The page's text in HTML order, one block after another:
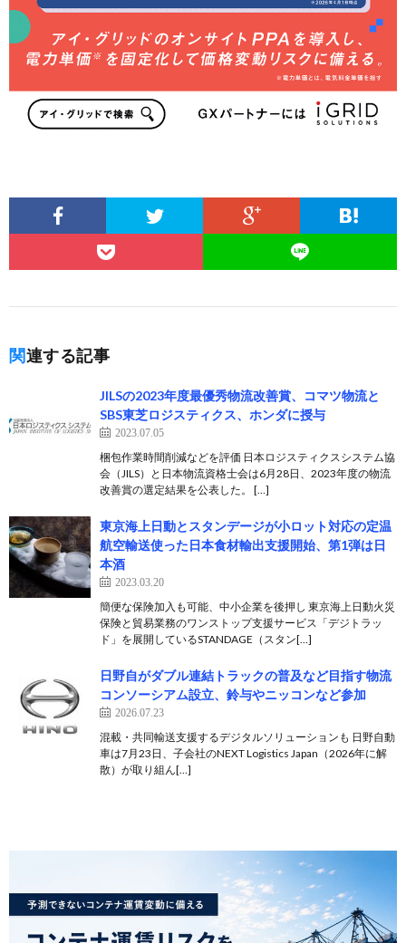
関連する記事
JILSの2023年度最優秀物流改善賞、コマツ物流と
SBS東芝ロジスティクス、ホンダに授与
2023.07.05
梱包作業時間削減などを評価 日本ロジスティクスシステム協
会（JILS）と日本物流資格士会は6月28日、2023年度の物流
改善賞の選定結果を公表した。 […]
東京海上日動とスタンデージが小ロット対応の定温
航空輸送使った日本食材輸出支援開始、第1弾は日
本酒
2023.03.20
簡便な保険加入も可能、中小企業を後押し 東京海上日動火災
保険と貿易業務のワンストップ支援サービス「デジトラッ
ド」を展開しているSTANDAGE（スタン[…]
日野自がダブル連結トラックの普及など目指す物流
コンソーシアム設立、鈴与やニッコンなど参加
2026.07.23
混載・共同輸送支援するデジタルソリューションも 日野自動
車は7月23日、子会社のNEXT Logistics Japan（2026年に解
散）が取り組ん[…]